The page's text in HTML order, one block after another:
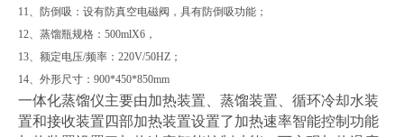
11、防倒吸：设有防真空电磁阀，具有防倒吸功能；
12、蒸馏瓶规格：500mlX6，
13、额定电压/频率：220V/50HZ；
14、外形尺寸：900*450*850mm
一体化蒸馏仪主要由加热装置、蒸馏装置、循环冷却水装
置和接收装置四部加热装置设置了加热速率智能控制功能